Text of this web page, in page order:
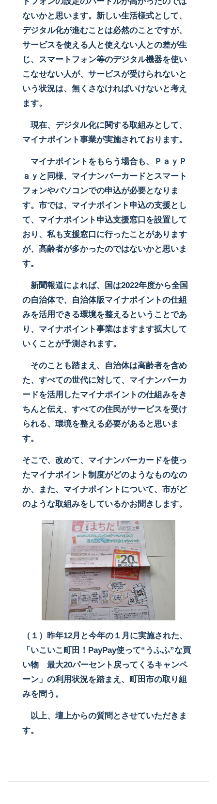
ないかと思います。新しい生活様式として、
デジタル化が進むことは必然のことですが、
サービスを使える人と使えない人との差が生
じ、スマートフォン等のデジタル機器を使い
こなせない人が、サービスが受けられないと
いう状況は、無くさなければいけないと考え
ます。
現在、デジタル化に関する取組みとして、
マイナポイント事業が実施されております。
マイナポイントをもらう場合も、ＰａｙＰ
ａｙと同様、マイナンバーカードとスマート
フォンやパソコンでの申込が必要となりま
す。市では、マイナポイント申込の支援とし
て、マイナポイント申込支援窓口を設置して
おり、私も支援窓口に行ったことがあります
が、高齢者が多かったのではないかと思いま
す。
新聞報道によれば、国は2022年度から全国
の自治体で、自治体版マイナポイントの仕組
みを活用できる環境を整えるということであ
り、マイナポイント事業はますます拡大して
いくことが予測されます。
そのことも踏まえ、自治体は高齢者を含め
た、すべての世代に対して、マイナンバーカ
ードを活用したマイナポイントの仕組みをき
ちんと伝え、すべての住民がサービスを受け
られる、環境を整える必要があると思いま
す。
そこで、改めて、マイナンバーカードを使っ
たマイナポイント制度がどのようなものなの
か、また、マイナポイントについて、市がど
のような取組みをしているかお聞きします。
（１）昨年12月と今年の１月に実施された、
「いこいこ町田！PayPay使って“うふふ”な買
い物 最大20パーセント戻ってくるキャンペ
ーン」の利用状況を踏まえ、町田市の取り組
みを問う。
以上、壇上からの質問とさせていただきま
す。